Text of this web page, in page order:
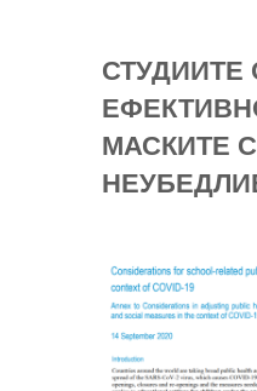
СТУДИИТЕ
МАСКИТЕ